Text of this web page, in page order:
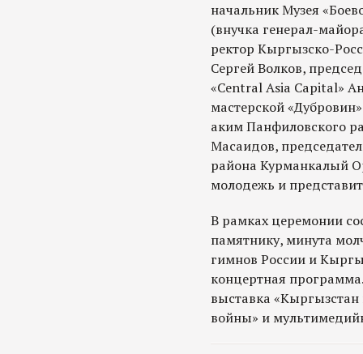
начальник Музея
(внучка генерал-
ректор Кыргызско-
Сергей Волков,
«Central Asia Capital»
мастерской
аким Панфиловского
Масаидов,
района Курманкалый
молодежь и
В рамках церемонии
памятнику, минута
гимнов России и
концертная
выставка
войны» и